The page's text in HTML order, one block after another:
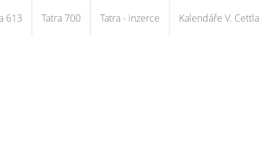
613 Tatra 700 Tatra - inzerce Kalendáře V. Cettla